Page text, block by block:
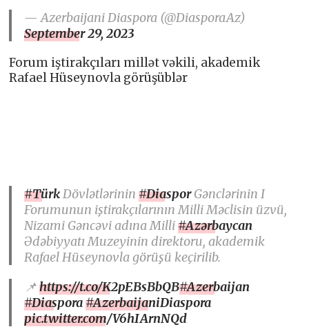
— Azerbaijani Diaspora (@DiasporaAz)
September 29, 2023
Forum iştirakçıları millət vəkili, akademik
Rafael Hüseynovla görüşüblər
#TürkDövlətlərinin#DiasporGənclərinin I
Forumunun iştirakçılarının Milli Məclisin üzvü,
Nizami Gəncəvi adına Milli#Azərbaycan
Ədəbiyyatı Muzeyinin direktoru, akademik
Rafael Hüseynovla görüşü keçirilib.
📌https://t.co/K2pEBsBbQB#Azerbaijan
#Diaspora#AzerbaijaniDiaspora
pic.twitter.com/V6hIArnNQd